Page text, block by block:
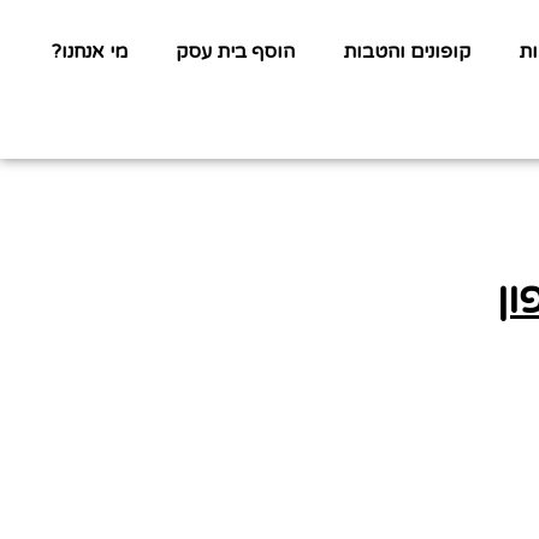
קופונים והטבות הוסף בית עסק מי אנחנו?